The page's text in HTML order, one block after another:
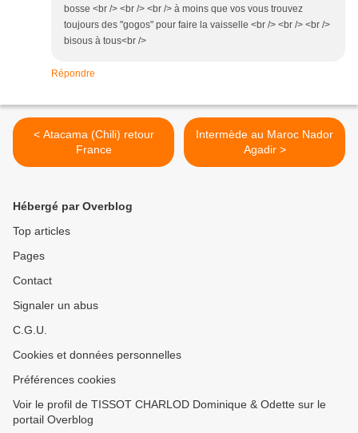
bosse <br /> <br /> <br /> à moins que vos vous trouvez
toujours des "gogos" pour faire la vaisselle <br /> <br /> <br />
bisous à tous<br />
Répondre
< Atacama (Chili) retour
France
Intermède au Maroc Nador
Agadir >
Hébergé par Overblog
Top articles
Pages
Contact
Signaler un abus
C.G.U.
Cookies et données personnelles
Préférences cookies
Voir le profil de TISSOT CHARLOD Dominique & Odette sur le
portail Overblog